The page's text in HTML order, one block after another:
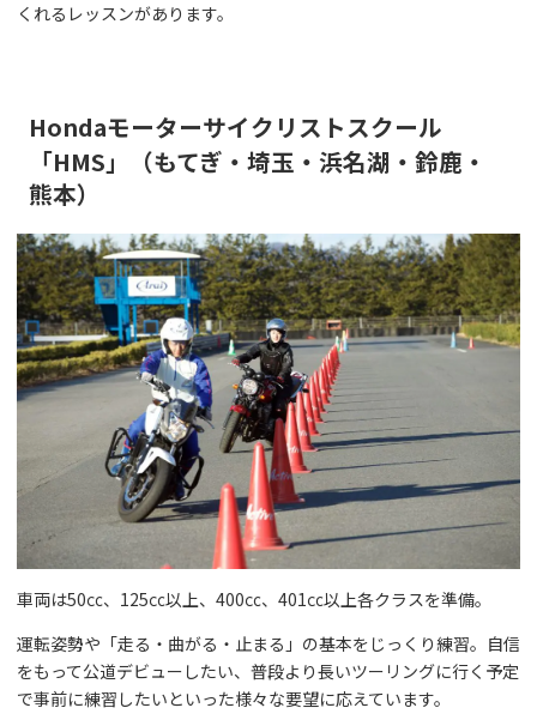
くれるレッスンがあります。
Hondaモーターサイクリストスクール
「HMS」（もてぎ・埼玉・浜名湖・鈴鹿・
熊本）
車両は50㏄、125㏄以上、400㏄、401㏄以上各クラスを準備。
運転姿勢や「走る・曲がる・止まる」の基本をじっくり練習。自信
をもって公道デビューしたい、普段より長いツーリングに行く予定
で事前に練習したいといった様々な要望に応えています。